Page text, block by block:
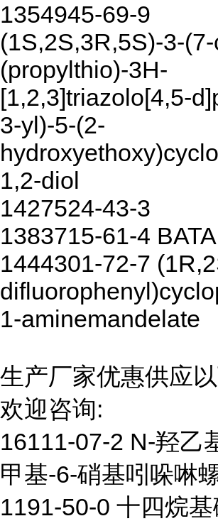
1354945-69-9
(1S,2S,3R,5S)-3-
(propylthio)-3H-
[1,2,3]triazolo[4,5-
3-yl)-5-(2-
1,2-diol
1427524-43-3
1383715-61-4
1444301-72-7
1-aminemandelate
生产厂家优惠供应
欢迎咨询:
16111-07-2 N-羟乙
甲基-6-硝基吲哚啉
1191-50-0 十四烷